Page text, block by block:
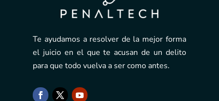
Te ayudamos a resolver de la mejor forma
el juicio en el que te acusan de un delito
para que todo vuelva a ser como antes.